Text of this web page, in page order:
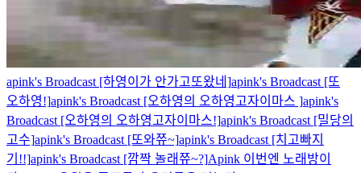
apink's Broadcast [하영이가 안가고또왔네]apink's Broadcast [또
오하영!]apink's Broadcast [오하영의 오하영고자이마스 ]apink's
Broadcast [오하영의 오하영고자이마스!]apink's Broadcast [밀당의
고수]apink's Broadcast [또와쮸~]apink's Broadcast [치고빠지
기!!]apink's Broadcast [깜짝 놀래쮸~?]Apink 이번엔 노래방이